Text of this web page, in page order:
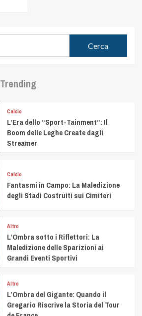
Trending
Calcio
L’Era dello “Sport-Tainment”: Il
Boom delle Leghe Create dagli
Streamer
Calcio
Fantasmi in Campo: La Maledizione
degli Stadi Costruiti sui Cimiteri
Altro
L’Ombra sotto i Riflettori: La
Maledizione delle Sparizioni ai
Grandi Eventi Sportivi
Altro
L’Ombra del Gigante: Quando il
Gregario Riscrive la Storia del Tour